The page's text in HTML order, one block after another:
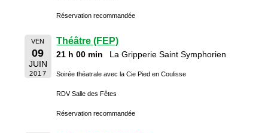
Réservation recommandée
VEN
09
JUIN
2017
Théâtre (FEP)
21 h 00 min La Gripperie Saint Symphorien
Soirée théatrale avec la Cie Pied en Coulisse
RDV Salle des Fêtes
Réservation recommandée